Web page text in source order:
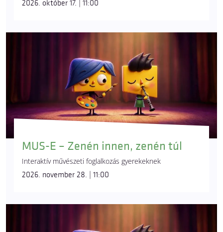
2026. október 17. | 11:00
MUS-E – Zenén innen, zenén túl
Interaktív művészeti foglalkozás gyerekeknek
2026. november 28. | 11:00